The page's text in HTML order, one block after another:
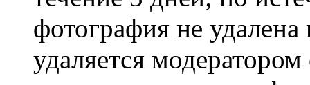
фотография не удалена
удаляется